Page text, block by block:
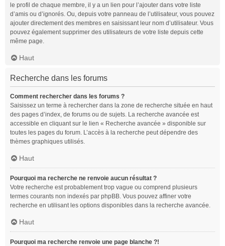
le profil de chaque membre, il y a un lien pour l’ajouter dans votre liste
d’amis ou d’ignorés. Ou, depuis votre panneau de l’utilisateur, vous pouvez
ajouter directement des membres en saisissant leur nom d’utilisateur. Vous
pouvez également supprimer des utilisateurs de votre liste depuis cette
même page.
Haut
Recherche dans les forums
Comment rechercher dans les forums ?
Saisissez un terme à rechercher dans la zone de recherche située en haut
des pages d’index, de forums ou de sujets. La recherche avancée est
accessible en cliquant sur le lien « Recherche avancée » disponible sur
toutes les pages du forum. L’accès à la recherche peut dépendre des
thèmes graphiques utilisés.
Haut
Pourquoi ma recherche ne renvoie aucun résultat ?
Votre recherche est probablement trop vague ou comprend plusieurs
termes courants non indexés par phpBB. Vous pouvez affiner votre
recherche en utilisant les options disponibles dans la recherche avancée.
Haut
Pourquoi ma recherche renvoie une page blanche ?!